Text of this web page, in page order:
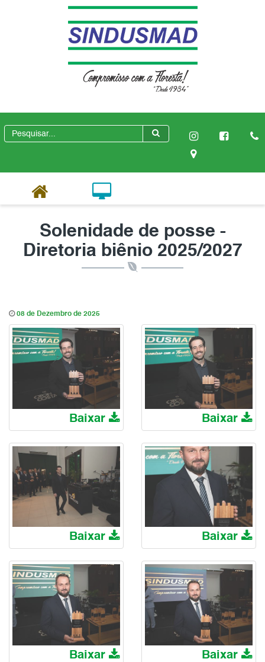
Solenidade de posse -
Diretoria biênio 2025/2027
08 de Dezembro de 2025
Baixar Baixar
Baixar Baixar
Baixar Baixar